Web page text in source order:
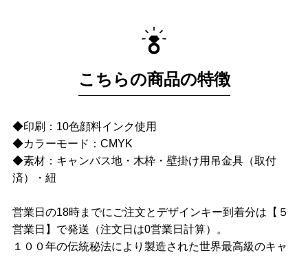
こちらの商品の特徴
◆印刷：10色顔料インク使用
◆カラーモード：CMYK
◆素材：キャンバス地・木枠・壁掛け用吊金具（取付
済）・紐
営業日の18時までにご注文とデザインキー到着分は【５
営業日】で発送（注文日は0営業日計算）。
１００年の伝統秘法により製造された世界最高級のキャ